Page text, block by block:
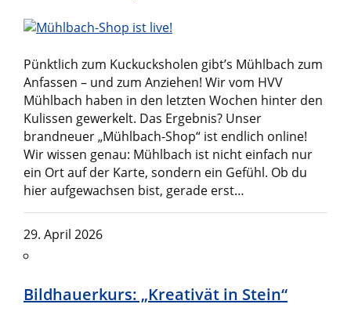
Pünktlich zum Kuckucksholen gibt’s Mühlbach zum
Anfassen – und zum Anziehen! Wir vom HVV
Mühlbach haben in den letzten Wochen hinter den
Kulissen gewerkelt. Das Ergebnis? Unser
brandneuer „Mühlbach-Shop“ ist endlich online!
Wir wissen genau: Mühlbach ist nicht einfach nur
ein Ort auf der Karte, sondern ein Gefühl. Ob du
hier aufgewachsen bist, gerade erst…
29. April 2026
Bildhauerkurs: „Kreativät in Stein“